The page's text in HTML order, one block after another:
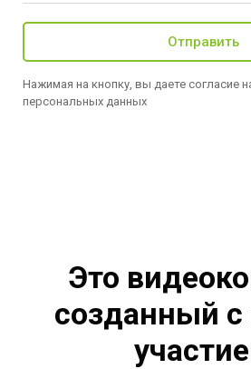
Отправить
Нажимая на кнопку, вы даете согласие
персональных данных
Это
созданный